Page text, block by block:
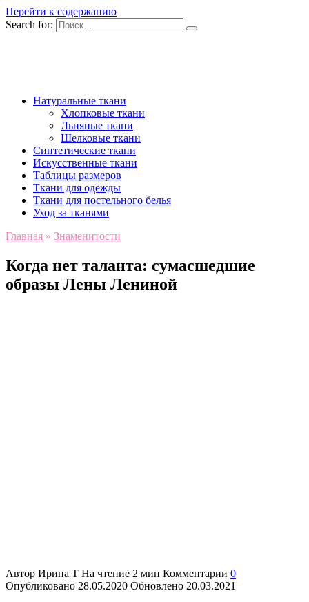
Перейти к содержанию
Search for:
Натуральные ткани
Хлопковые ткани
Льняные ткани
Шелковые ткани
Синтетические ткани
Искусственные ткани
Таблицы размеров
Ткани для одежды
Ткани для постельного белья
Уход за тканями
Главная » Знаменитости
Когда нет таланта: сумасшедшие
образы Лены Лениной
Автор Ирина Т На чтение 2 мин Комментарии 0
Опубликовано 28.05.2020 Обновлено 20.03.2021